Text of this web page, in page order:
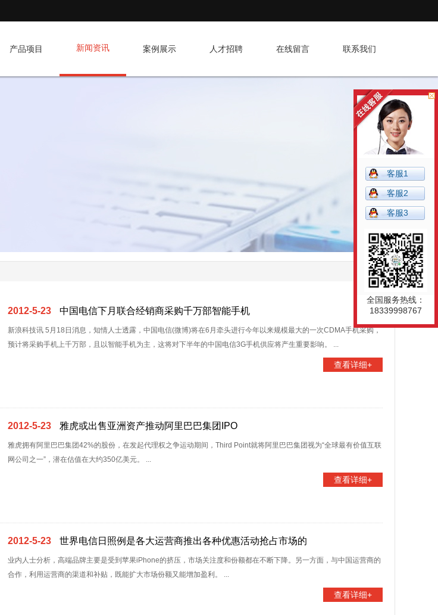
产品项目 新闻资讯 案例展示 人才招聘 在线留言 联系我们
2012-5-23 中国电信下月联合经销商采购千万部智能手机
新浪科技讯 5月18日消息，知情人士透露，中国电信(微博)将在6月牵头进行今年以来规模最大的一次CDMA手机采购，
预计将采购手机上千万部，且以智能手机为主，这将对下半年的中国电信3G手机供应将产生重要影响。 ...
查看详细+
2012-5-23 雅虎或出售亚洲资产推动阿里巴巴集团IPO
雅虎拥有阿里巴巴集团42%的股份，在发起代理权之争运动期间，Third Point就将阿里巴巴集团视为“全球最有价值互联
网公司之一”，潜在估值在大约350亿美元。 ...
查看详细+
2012-5-23 世界电信日照例是各大运营商推出各种优惠活动抢占市场的
业内人士分析，高端品牌主要是受到苹果iPhone的挤压，市场关注度和份额都在不断下降。另一方面，与中国运营商的
合作，利用运营商的渠道和补贴，既能扩大市场份额又能增加盈利。 ...
查看详细+
客服1
客服2
客服3
全国服务热线：
18339998767